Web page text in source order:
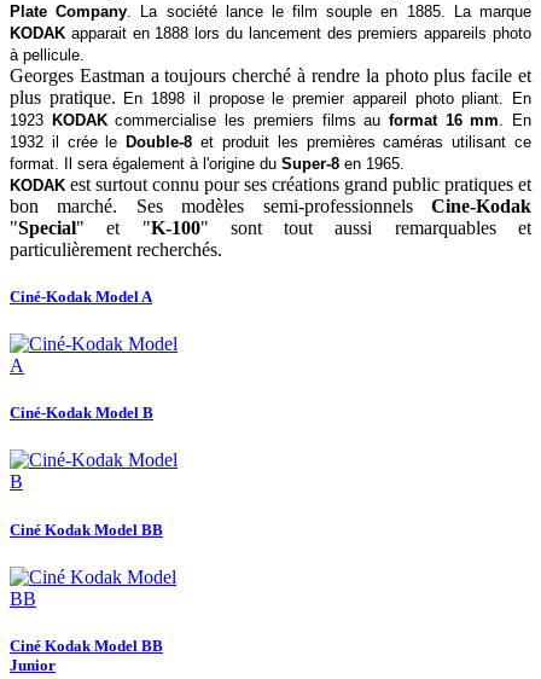
Plate Company . La société lance le film souple en 1885. La marque
KODAK apparait en 1888 lors du lancement des premiers appareils photo
à pellicule.
Georges Eastman a toujours cherché à rendre la photo plus facile et
plus pratique. En 1898 il propose le premier appareil photo pliant. En
1923 KODAKcommercialise les premiers films au format 16 mm . En
1932 il crée leDouble-8 et produit les premières caméras utilisant ce
format. Il sera également à l'origine du Super-8 en 1965.
KODAK est surtout connu pour ses créations grand public pratiques et
bon marché. Ses modèles semi-professionnels Cine-Kodak
"Special" et "K-100" sont tout aussi remarquables et
particulièrement recherchés.
Ciné-Kodak Model A
Ciné-Kodak Model B
Ciné Kodak Model BB
Ciné Kodak Model BB
Junior